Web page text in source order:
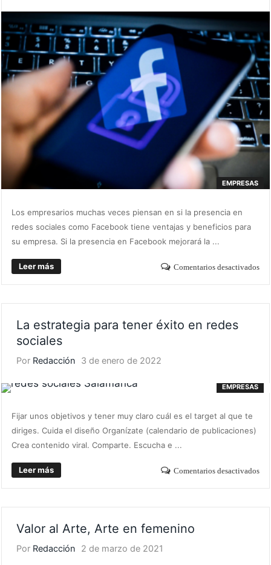
EMPRESAS
Los empresarios muchas veces piensan en si la presencia en
redes sociales como Facebook tiene ventajas y beneficios para
su empresa. Si la presencia en Facebook mejorará la ...
Leer más Comentarios desactivados
La estrategia para tener éxito en redes
sociales
Por Redacción 3 de enero de 2022
EMPRESAS
Fijar unos objetivos y tener muy claro cuál es el target al que te
diriges. Cuida el diseño Organízate (calendario de publicaciones)
Crea contenido viral. Comparte. Escucha e ...
Leer más Comentarios desactivados
Valor al Arte, Arte en femenino
Por Redacción 2 de marzo de 2021